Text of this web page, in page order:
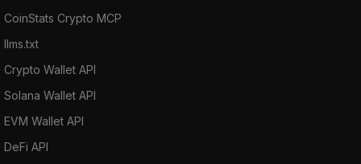
CoinStats Crypto MCP
llms.txt
Crypto Wallet API
Solana Wallet API
EVM Wallet API
DeFi API